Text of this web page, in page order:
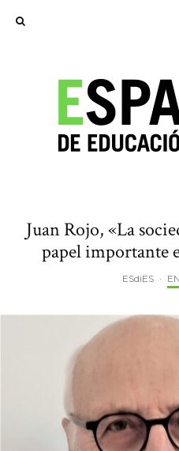
Juan Rojo, «La
papel importante
ESdiES ·